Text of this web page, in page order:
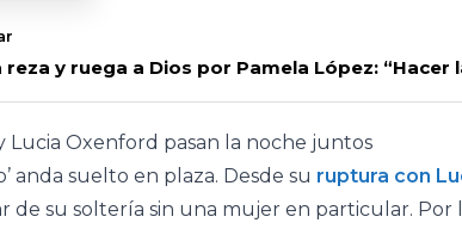
reza y ruega a Dios por Pamela López: “Hacer
Lucia Oxenford pasan la noche juntos
anda suelto en plaza. Desde su ruptura con
de su soltería sin una mujer en particular. Por